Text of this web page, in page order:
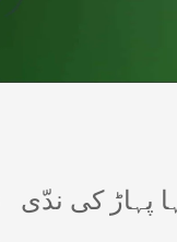
پہاڑ کی ندّی